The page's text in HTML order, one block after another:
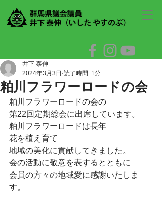
粕川フラワーロードの会
井下 泰伸
2024年3月3日 読了時間: 1分
粕川フラワーロードの会の
第22回定期総会に出席しています。
粕川フラワーロードは長年
花を植え育て
地域の美化に貢献してきました。
会の活動に敬意を表するとともに
会員の方々の地域愛に感謝いたしま
す。